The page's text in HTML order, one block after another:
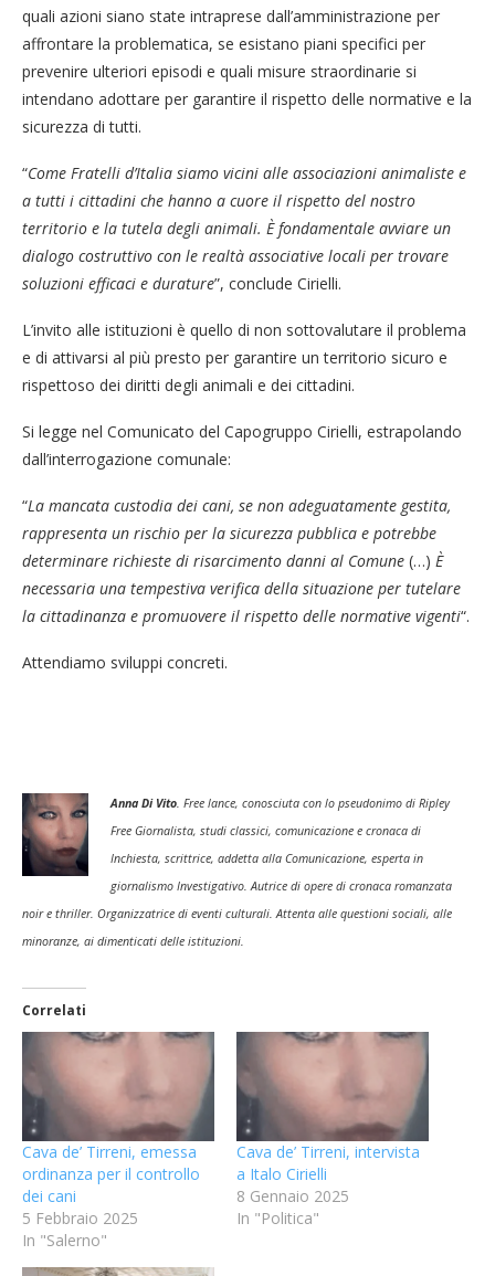
quali azioni siano state intraprese dall’amministrazione per
affrontare la problematica, se esistano piani specifici per
prevenire ulteriori episodi e quali misure straordinarie si
intendano adottare per garantire il rispetto delle normative e la
sicurezza di tutti.
“Come Fratelli d’Italia siamo vicini alle associazioni animaliste e
a tutti i cittadini che hanno a cuore il rispetto del nostro
territorio e la tutela degli animali. È fondamentale avviare un
dialogo costruttivo con le realtà associative locali per trovare
soluzioni efficaci e durature”, conclude Cirielli.
L’invito alle istituzioni è quello di non sottovalutare il problema
e di attivarsi al più presto per garantire un territorio sicuro e
rispettoso dei diritti degli animali e dei cittadini.
Si legge nel Comunicato del Capogruppo Cirielli, estrapolando
dall’interrogazione comunale:
“La mancata custodia dei cani, se non adeguatamente gestita,
rappresenta un rischio per la sicurezza pubblica e potrebbe
determinare richieste di risarcimento danni al Comune (…) È
necessaria una tempestiva verifica della situazione per tutelare
la cittadinanza e promuovere il rispetto delle normative vigenti“.
Attendiamo sviluppi concreti.
Anna Di Vito. Free lance, conosciuta con lo pseudonimo di Ripley
Free Giornalista, studi classici, comunicazione e cronaca di
Inchiesta, scrittrice, addetta alla Comunicazione, esperta in
giornalismo Investigativo. Autrice di opere di cronaca romanzata
noir e thriller. Organizzatrice di eventi culturali. Attenta alle questioni sociali, alle
minoranze, ai dimenticati delle istituzioni.
Correlati
Cava de’ Tirreni, emessa
ordinanza per il controllo
dei cani
5 Febbraio 2025
In "Salerno"
Cava de’ Tirreni, intervista
a Italo Cirielli
8 Gennaio 2025
In "Politica"